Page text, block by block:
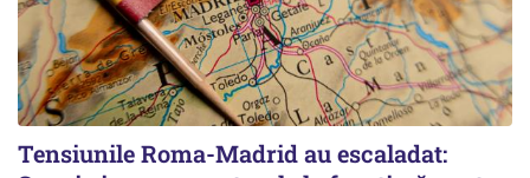
Tensiunile Roma-Madrid au escaladat: